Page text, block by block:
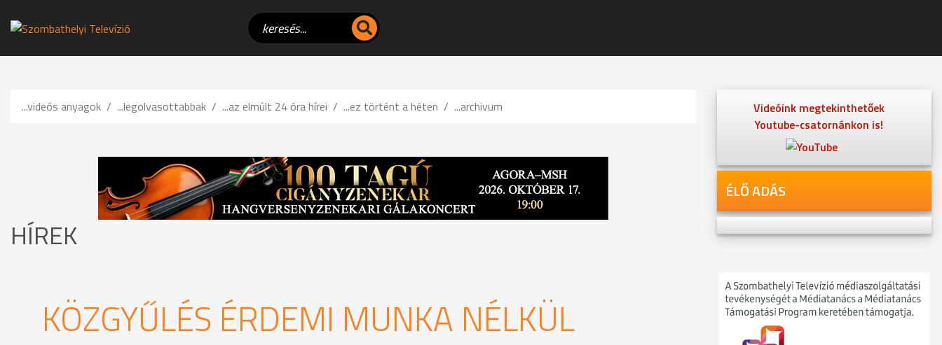
...videós anyagok ...legolvasottabbak ...az elmúlt 24 óra hírei ...ez történt a héten ...archivum
HÍREK
KÖZGYŰLÉS ÉRDEMI MUNKA NÉLKÜL
Videóink megtekinthetőek
Youtube-csatornánkon is!
ÉLŐ ADÁS